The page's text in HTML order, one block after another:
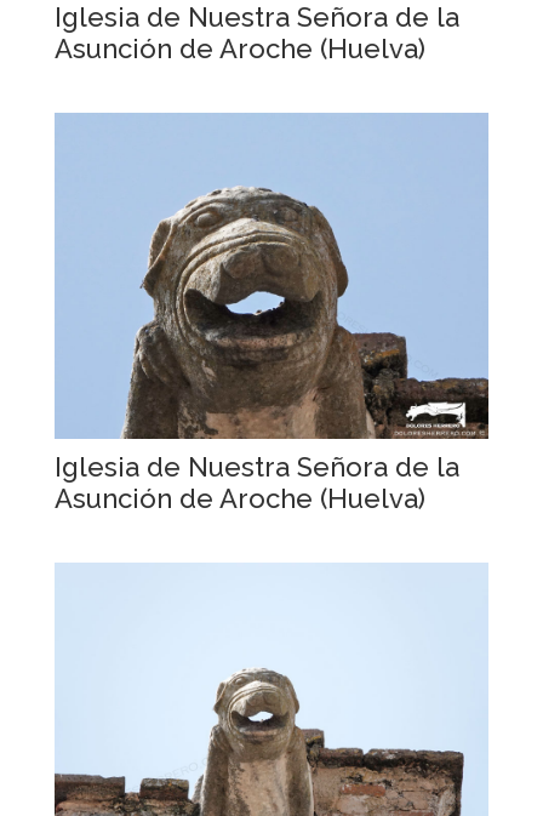
Iglesia de Nuestra Señora de la
Asunción de Aroche (Huelva)
Iglesia de Nuestra Señora de la
Asunción de Aroche (Huelva)